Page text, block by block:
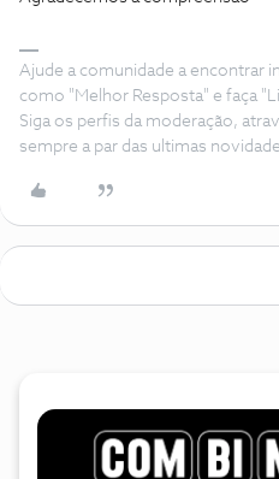
Ajude a comunidade a encontrar
como "Melhor Resposta" e faça
Siga os perfis da moderação,
sempre a par das ultimas